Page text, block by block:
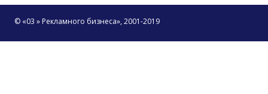
© «03 » Рекламного бизнеса», 2001-2019